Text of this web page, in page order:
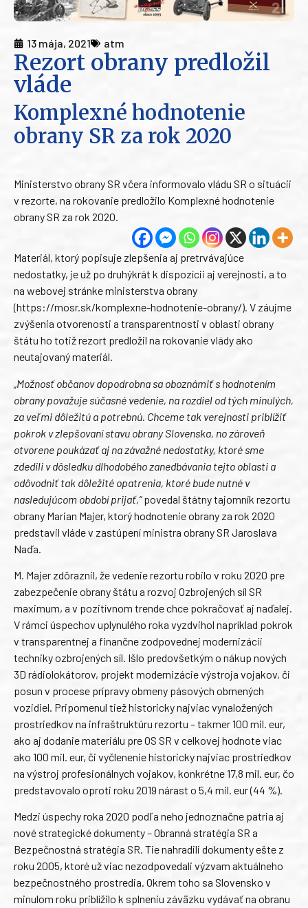
13 mája, 2021 atm
Rezort obrany predložil
vláde
Komplexné hodnotenie
obrany SR za rok 2020
Ministerstvo obrany SR včera informovalo vládu SR o situácii
v rezorte, na rokovanie predložilo Komplexné hodnotenie
obrany SR za rok 2020.
Materiál, ktorý popisuje zlepšenia aj pretrvávajúce
nedostatky, je už po druhýkrát k dispozícii aj verejnosti, a to
na webovej stránke ministerstva obrany
(https://mosr.sk/komplexne-hodnotenie-obrany/). V záujme
zvýšenia otvorenosti a transparentnosti v oblasti obrany
štátu ho totiž rezort predložil na rokovanie vlády ako
neutajovaný materiál.
„Možnosť občanov dopodrobna sa oboznámiť s hodnotením
obrany považuje súčasné vedenie, na rozdiel od tých minulých,
za veľmi dôležitú a potrebnú. Chceme tak verejnosti priblížiť
pokrok v zlepšovaní stavu obrany Slovenska, no zároveň
otvorene poukázať aj na závažné nedostatky, ktoré sme
zdedili v dôsledku dlhodobého zanedbávania tejto oblasti a
odôvodniť tak dôležité opatrenia, ktoré bude nutné v
nasledujúcom období prijať,“povedal štátny tajomník rezortu
obrany Marian Majer, ktorý hodnotenie obrany za rok 2020
predstavil vláde v zastúpení ministra obrany SR Jaroslava
Naďa.
M. Majer zdôraznil, že vedenie rezortu robilo v roku 2020 pre
zabezpečenie obrany štátu a rozvoj Ozbrojených síl SR
maximum, a v pozitívnom trende chce pokračovať aj naďalej.
V rámci úspechov uplynulého roka vyzdvihol napríklad pokrok
v transparentnej a finančne zodpovednej modernizácii
techniky ozbrojených síl. Išlo predovšetkým o nákup nových
3D rádiolokátorov, projekt modernizácie výstroja vojakov, či
posun v procese prípravy obmeny pásových obrnených
vozidiel. Pripomenul tiež historicky najviac vynaložených
prostriedkov na infraštruktúru rezortu – takmer 100 mil. eur,
ako aj dodanie materiálu pre OS SR v celkovej hodnote viac
ako 100 mil. eur, či vyčlenenie historicky najviac prostriedkov
na výstroj profesionálnych vojakov, konkrétne 17,8 mil. eur, čo
predstavovalo oproti roku 2019 nárast o 5,4 mil. eur (44 %).
Medzi úspechy roka 2020 podľa neho jednoznačne patria aj
nové strategické dokumenty – Obranná stratégia SR a
Bezpečnostná stratégia SR. Tie nahradili dokumenty ešte z
roku 2005, ktoré už viac nezodpovedali výzvam aktuálneho
bezpečnostného prostredia. Okrem toho sa Slovensko v
minulom roku priblížilo k splneniu záväzku vydávať na obranu